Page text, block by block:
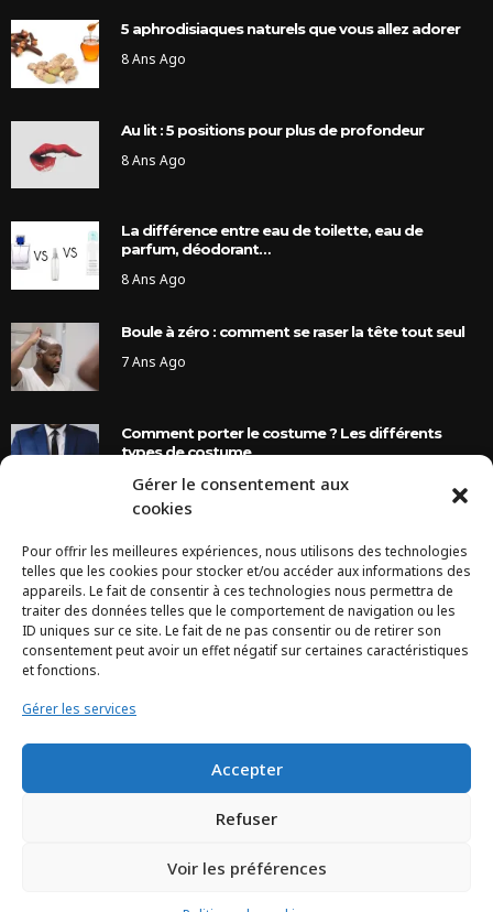
Gérer le consentement aux
cookies
Pour offrir les meilleures expériences, nous utilisons des technologies
telles que les cookies pour stocker et/ou accéder aux informations des
appareils. Le fait de consentir à ces technologies nous permettra de
traiter des données telles que le comportement de navigation ou les
ID uniques sur ce site. Le fait de ne pas consentir ou de retirer son
consentement peut avoir un effet négatif sur certaines caractéristiques
et fonctions.
Gérer les services
Accepter
Refuser
Voir les préférences
5 aphrodisiaques naturels que vous allez adorer
8 Ans Ago
Au lit : 5 positions pour plus de profondeur
8 Ans Ago
La différence entre eau de toilette, eau de
parfum, déodorant…
8 Ans Ago
Boule à zéro : comment se raser la tête tout seul
7 Ans Ago
Comment porter le costume ? Les différents
types de costume
8 Ans Ago
INSTAGRAM
Configuration error or no pictures...